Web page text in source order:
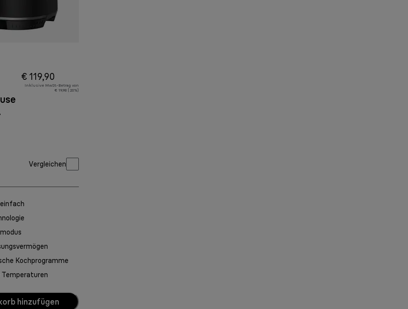
€ 119,90
Inklusive MwSt.-Betrag von
€ 19,98 ( 20%)
Vergleichen
Kochprogramme
Temperaturen
hinzufügen